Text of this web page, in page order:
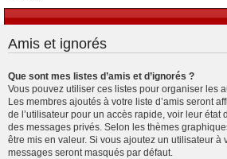
Amis et ignorés
Que sont mes listes d’amis et d’ignorés ?
Vous pouvez utiliser ces listes pour organiser les
Les membres ajoutés à votre liste d’amis seront
de l’utilisateur pour un accès rapide, voir leur état
des messages privés. Selon les thèmes
être mis en valeur. Si vous ajoutez un utilisateur à
messages seront masqués par défaut.